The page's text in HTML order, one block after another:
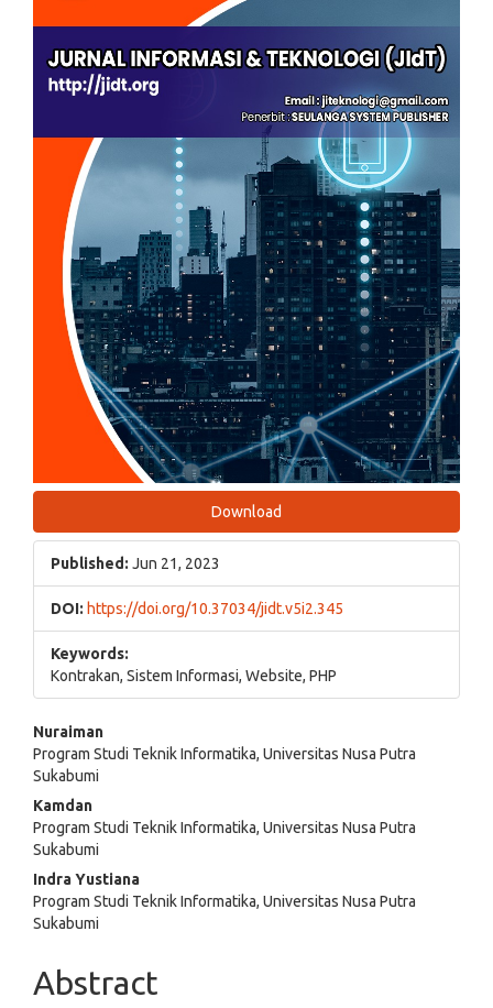
Download
Published: Jun 21, 2023
DOI: https://doi.org/10.37034/jidt.v5i2.345
Keywords:
Kontrakan, Sistem Informasi, Website, PHP
Main
Article
Content
Nuraiman
Program Studi Teknik Informatika, Universitas Nusa Putra
Sukabumi
Kamdan
Program Studi Teknik Informatika, Universitas Nusa Putra
Sukabumi
Indra Yustiana
Program Studi Teknik Informatika, Universitas Nusa Putra
Sukabumi
Abstract